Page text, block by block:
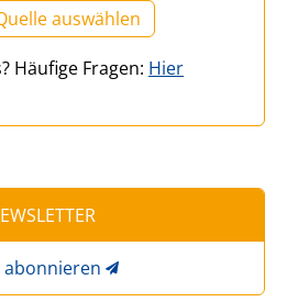
auswählen
Häufige Fragen: Hier
abonnieren